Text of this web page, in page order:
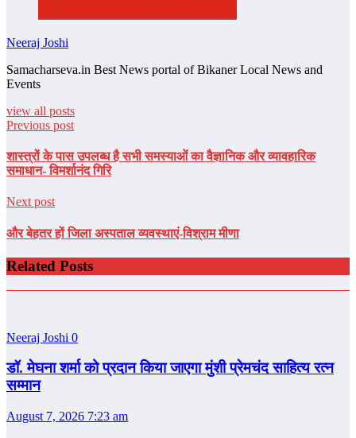
Neeraj Joshi
Samacharseva.in Best News portal of Bikaner Local News and
Events
view all posts
Previous post
शास्त्रों के पास उपलब्ध है सभी समस्‍याओं का वैज्ञानिक और व्यावहारिक
समाधान- विमर्शानंद गिरि
Next post
और बेहतर हों जिला अस्पताल व्यवस्थाएं-विश्राम मीणा
Related Posts
Neeraj Joshi 0
डॉ. मेघना शर्मा को प्रदान किया जाएगा मुंशी प्रेमचंद साहित्य रत्न
सम्‍मान
August 7, 2026 7:23 am